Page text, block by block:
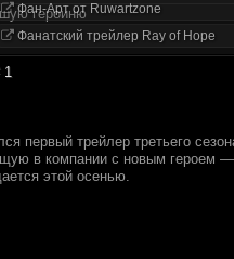
Фан-Арт от Ruwartzone
Фанатский трейлер Ray of Hope
героиню
1
первый трейлер третьего
в компании с новым героем —
этой осенью.